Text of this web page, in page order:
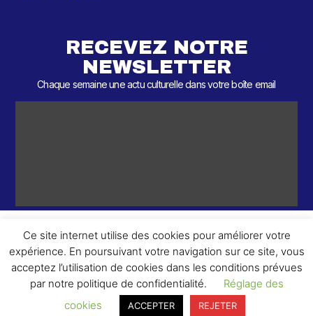
RECEVEZ NOTRE
NEWSLETTER
Chaque semaine une actu culturelle dans votre boîte email
© 2026 – 2 ème Round – Tous droits réservés.
Ce site internet utilise des cookies pour améliorer votre
expérience. En poursuivant votre navigation sur ce site, vous
acceptez l’utilisation de cookies dans les conditions prévues
par notre politique de confidentialité.
Réglage des
cookies
ACCEPTER REJETER